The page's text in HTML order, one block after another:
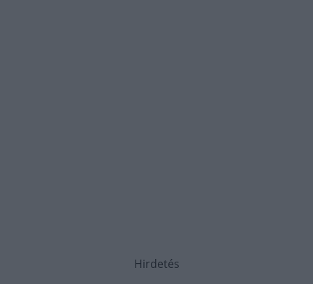
Hirdetés